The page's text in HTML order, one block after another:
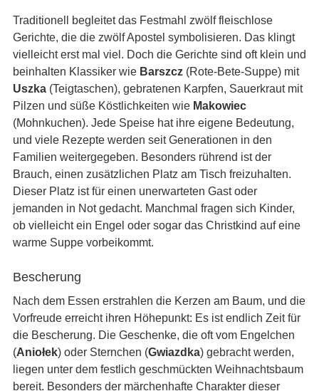
Traditionell begleitet das Festmahl zwölf fleischlose
Gerichte, die die zwölf Apostel symbolisieren. Das klingt
vielleicht erst mal viel. Doch die Gerichte sind oft klein und
beinhalten Klassiker wie Barszcz (Rote-Bete-Suppe) mit
Uszka(Teigtaschen), gebratenen Karpfen, Sauerkraut mit
Pilzen und süße Köstlichkeiten wie Makowiec
(Mohnkuchen). Jede Speise hat ihre eigene Bedeutung,
und viele Rezepte werden seit Generationen in den
Familien weitergegeben. Besonders rührend ist der
Brauch, einen zusätzlichen Platz am Tisch freizuhalten.
Dieser Platz ist für einen unerwarteten Gast oder
jemanden in Not gedacht. Manchmal fragen sich Kinder,
ob vielleicht ein Engel oder sogar das Christkind auf eine
warme Suppe vorbeikommt.
Bescherung
Nach dem Essen erstrahlen die Kerzen am Baum, und die
Vorfreude erreicht ihren Höhepunkt: Es ist endlich Zeit für
die Bescherung. Die Geschenke, die oft vom Engelchen
(Aniołek) oder Sternchen (Gwiazdka) gebracht werden,
liegen unter dem festlich geschmückten Weihnachtsbaum
bereit. Besonders der märchenhafte Charakter dieser